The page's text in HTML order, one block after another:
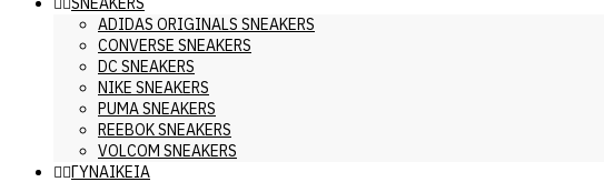
ADIDAS ORIGINALS SNEAKERS
CONVERSE SNEAKERS
DC SNEAKERS
NIKE SNEAKERS
PUMA SNEAKERS
REEBOK SNEAKERS
VOLCOM SNEAKERS
ΓΥΝΑΙΚΕΙΑ